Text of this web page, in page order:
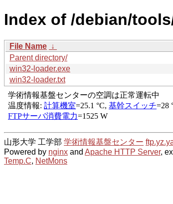
Index of /debian/
File Name ↓
Parent directory/
win32-loader.exe
win32-loader.txt
山形大学 工学部 学術情報基盤センター
Powered by nginx and Apache HTTP Server,
Temp.C, NetMons